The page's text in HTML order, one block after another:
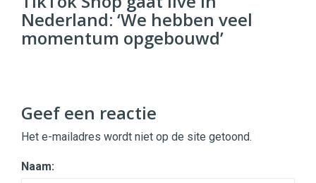
Nederland: ‘We hebben veel
momentum opgebouwd’
Geef een reactie
Het e-mailadres wordt niet op de site getoond.
Naam: